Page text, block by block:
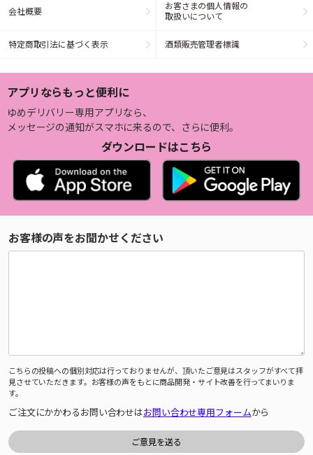
会社概要
お客さまの個人情報の
取扱いについて
特定商取引法に基づく表示 酒類販売管理者標識
アプリならもっと便利に
ゆめデリバリー専用アプリなら、
メッセージの通知がスマホに来るので、さらに便利。
ダウンロードはこちら
お客様の声をお聞かせください
こちらの投稿への個別対応は行っておりませんが、頂いたご意見はスタッフがすべて拝
見させていただきます。お客様の声をもとに商品開発・サイト改善を行ってまいりま
す。
ご注文にかかわるお問い合わせはお問い合わせ専用フォームから